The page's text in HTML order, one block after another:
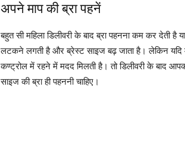
अपने माप की ब्रा पहनें
बहुत सी महिला डिलीवरी के बाद ब्रा पहनना कम कर
लटकने लगती है और ब्रेस्ट साइज बढ़ जाता है। लेकिन
कण्ट्रोल में रहने में मदद मिलती है। तो डिलीवरी के बाद
साइज की ब्रा ही पहननी चाहिए।